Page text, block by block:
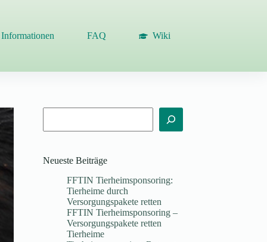
Informationen FAQ Wiki
Neueste Beiträge
FFTIN Tierheimsponsoring:
Tierheime durch
Versorgungspakete retten
FFTIN Tierheimsponsoring –
Versorgungspakete retten
Tierheime